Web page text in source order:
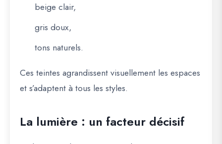
beige clair,
gris doux,
tons naturels.
Ces teintes agrandissent visuellement les espaces
et s’adaptent à tous les styles.
La lumière : un facteur décisif